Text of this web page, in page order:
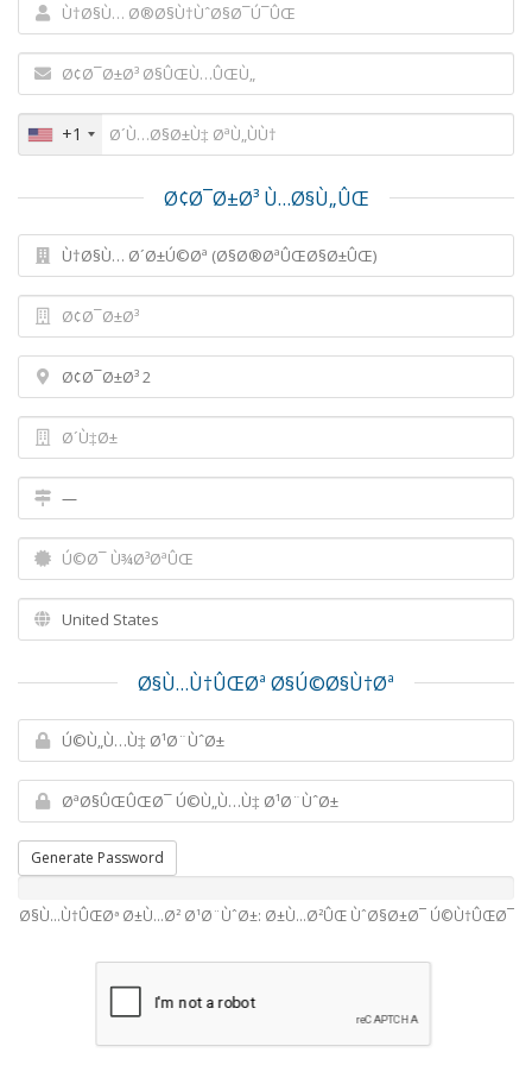
+1
Ø¢Ø¯Ø±Ø³ Ù…Ø§Ù„ÛŒ
Ø§Ù…Ù†ÛŒØª Ø§Ú©Ø§Ù†Øª
Generate Password
Ø§Ù…Ù†ÛŒØª Ø±Ù…Ø² Ø¹Ø¨ÙˆØ±: Ø±Ù…Ø²ÛŒ ÙˆØ§Ø±Ø¯ Ú©Ù†ÛŒØ¯